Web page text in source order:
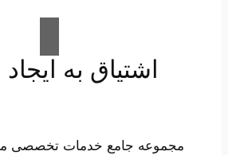
اشتیاق به
مجموعه جامع خدمات تخصصی